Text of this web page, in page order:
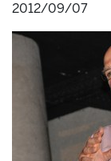
2012/09/07